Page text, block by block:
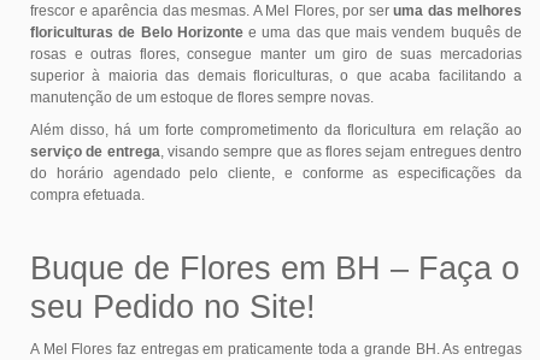
frescor e aparência das mesmas. A Mel Flores, por seruma das melhores
floriculturas de Belo Horizontee uma das que mais vendem buquês de
rosas e outras flores, consegue manter um giro de suas mercadorias
superior à maioria das demais floriculturas, o que acaba facilitando a
manutenção de um estoque de flores sempre novas.
Além disso, há um forte comprometimento da floricultura em relação ao
serviço de entrega, visando sempre que as flores sejam entregues dentro
do horário agendado pelo cliente, e conforme as especificações da
compra efetuada.
Buque de Flores em BH – Faça o
seu Pedido no Site!
A Mel Flores faz entregas em praticamente toda a grande BH. As entregas